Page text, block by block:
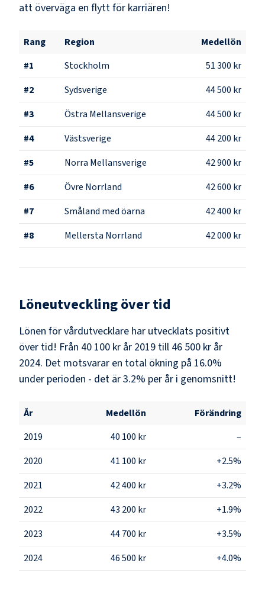
att överväga en flytt för karriären!
Rang Region
Medellön
#1 Stockholm
51 300 kr
#2 Sydsverige
44 500 kr
#3 Östra Mellansverige
44 500 kr
#4 Västsverige
44 200 kr
#5 Norra Mellansverige
42 900 kr
#6 Övre Norrland
42 600 kr
#7 Småland med öarna
42 400 kr
#8 Mellersta Norrland 42 000 kr
Löneutveckling över tid
Lönen för vårdutvecklare har utvecklats positivt
över tid! Från 40 100 kr år 2019 till 46 500 kr år
2024. Det motsvarar en total ökning på 16.0%
under perioden - det är 3.2% per år i genomsnitt!
År Medellön
Förändring
2019
40 100 kr
–
2020
41 100 kr
+2.5%
2021
42 400 kr
+3.2%
2022
43 200 kr
+1.9%
2023
44 700 kr
+3.5%
2024
46 500 kr +4.0%